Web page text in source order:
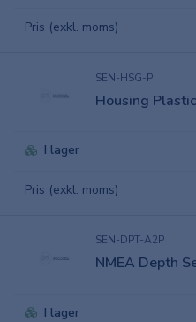
Pris (exkl. moms)
SEN-HSG-P
Housing
I lager
Pris (exkl. moms)
SEN-DPT-A2P
NMEA Depth
I lager